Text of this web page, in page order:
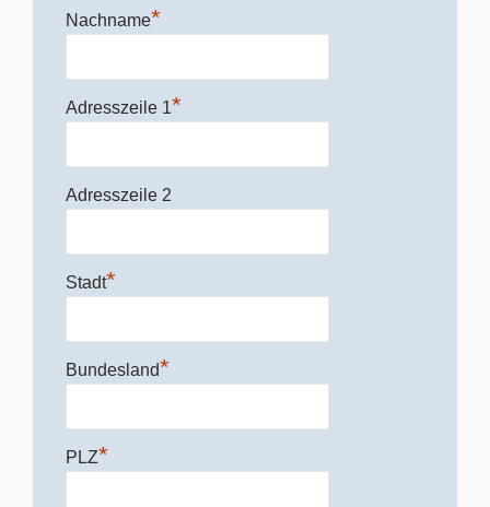
Nachname*
Adresszeile 1*
Adresszeile 2
Stadt*
Bundesland*
PLZ*